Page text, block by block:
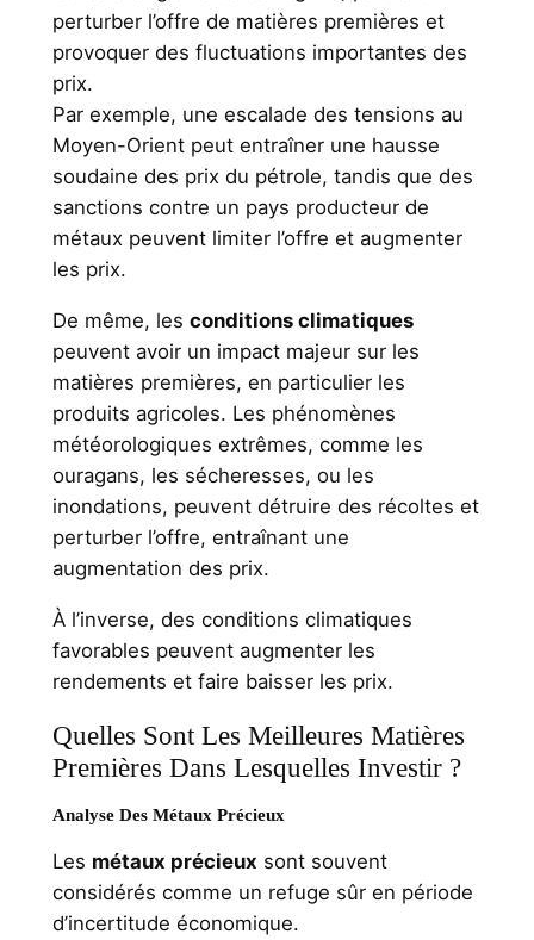
perturber l’offre de matières premières et
provoquer des fluctuations importantes des
prix.
Par exemple, une escalade des tensions au
Moyen-Orient peut entraîner une hausse
soudaine des prix du pétrole, tandis que des
sanctions contre un pays producteur de
métaux peuvent limiter l’offre et augmenter
les prix.
De même, les conditions climatiques
peuvent avoir un impact majeur sur les
matières premières, en particulier les
produits agricoles. Les phénomènes
météorologiques extrêmes, comme les
ouragans, les sécheresses, ou les
inondations, peuvent détruire des récoltes et
perturber l’offre, entraînant une
augmentation des prix.
À l’inverse, des conditions climatiques
favorables peuvent augmenter les
rendements et faire baisser les prix.
Quelles Sont Les Meilleures Matières
Premières Dans Lesquelles Investir ?
Analyse Des Métaux Précieux
Les métaux précieux sont souvent
considérés comme un refuge sûr en période
d’incertitude économique.